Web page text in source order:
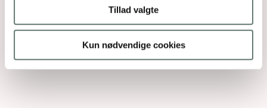
Tillad valgte
Kun nødvendige cookies